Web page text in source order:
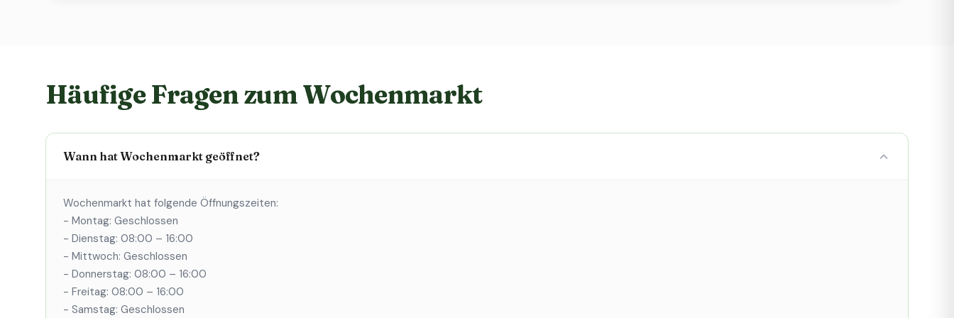
Häufige Fragen zum Wochenmarkt
Wann hat Wochenmarkt geöffnet?
Wochenmarkt hat folgende Öffnungszeiten:
- Montag: Geschlossen
- Dienstag: 08:00 – 16:00
- Mittwoch: Geschlossen
- Donnerstag: 08:00 – 16:00
- Freitag: 08:00 – 16:00
- Samstag: Geschlossen